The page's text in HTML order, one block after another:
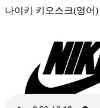
나이키 키오스크(영어)